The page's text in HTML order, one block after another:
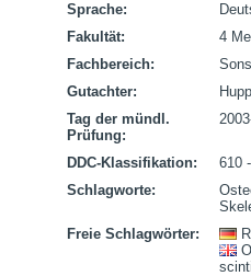
Sprache:
Fakultät:
4
Fachbereich:
Gutachter:
Tag der mündl.
Prüfung:
DDC-Klassifikation:
610
Schlagworte:
Freie Schlagwörter: